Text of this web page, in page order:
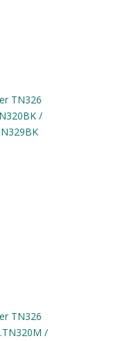
TN326
/
TN326
TN320M /